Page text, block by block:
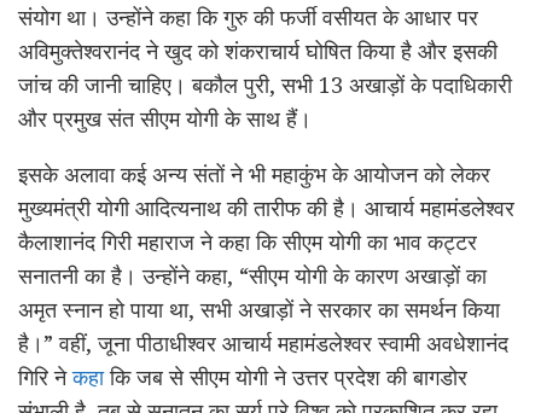
संयोग था। उन्होंने कहा कि गुरु की फर्जी वसीयत के आधार पर
अविमुक्तेश्वरानंद ने खुद को शंकराचार्य घोषित किया है और इसकी
जांच की जानी चाहिए। बकौल पुरी, सभी 13 अखाड़ों के पदाधिकारी
और प्रमुख संत सीएम योगी के साथ हैं।
इसके अलावा कई अन्य संतों ने भी महाकुंभ के आयोजन को लेकर
मुख्यमंत्री योगी आदित्यनाथ की तारीफ की है। आचार्य महामंडलेश्वर
कैलाशानंद गिरी महाराज ने कहा कि सीएम योगी का भाव कट्टर
सनातनी का है। उन्होंने कहा, “सीएम योगी के कारण अखाड़ों का
अमृत स्नान हो पाया था, सभी अखाड़ों ने सरकार का समर्थन किया
है।” वहीं, जूना पीठाधीश्वर आचार्य महामंडलेश्वर स्वामी अवधेशानंद
गिरि नेकहाकि जब से सीएम योगी ने उत्तर प्रदेश की बागडोर